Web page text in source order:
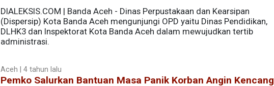
DIALEKSIS.COM | Banda Aceh - Dinas Perpustakaan dan Kearsipan
(Dispersip) Kota Banda Aceh mengunjungi OPD yaitu Dinas Pendidikan,
DLHK3 dan Inspektorat Kota Banda Aceh dalam mewujudkan tertib
administrasi.
Aceh | 4 tahun lalu
Pemko Salurkan Bantuan Masa Panik Korban Angin Kencang